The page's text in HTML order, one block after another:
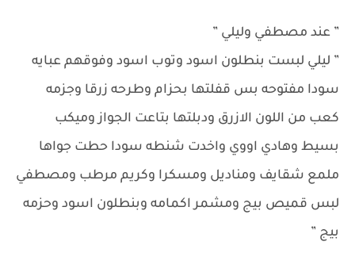
” عند مصطفي وليلي ”
” ليلي لبست بنطلون اسود وتوب اسود وفوقهم عبايه
سودا مفتوحه بس قفلتها بحزام وطرحه زرقا وجزمه
كعب من اللون الازرق ودبلتها بتاعت الجواز وميكب
بسيط وهادي اووي واخدت شنطه سودا حطت جواها
ملمع شقايف ومناديل ومسكرا وكريم مرطب ومصطفي
لبس قميص بيج ومشمر اكمامه وبنطلون اسود وحزمه
بيج ”